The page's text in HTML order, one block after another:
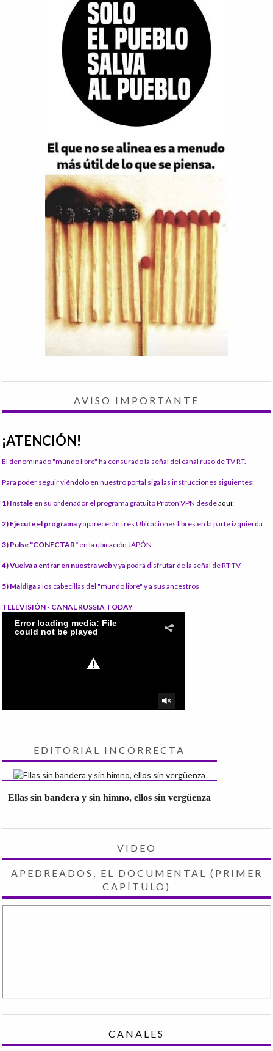
AVISO IMPORTANTE
¡ATENCIÓN!
El denominado "mundo libre" ha censurado la señal del canal ruso de TV RT.
Para poder seguir viéndolo en nuestro portal siga las instrucciones siguientes:
1) Instale en su ordenador el programa gratuito Proton VPN desdeaquí:
2) Ejecute el programay aparecerán tres Ubicaciones libres en la parte izquierda
3) Pulse "CONECTAR" en la ubicación JAPÓN
4) Vuelva a entrar en nuestra weby ya podrá disfrutar de la señal de RT TV
5) Maldigaa los cabecillas del "mundo libre" y a sus ancestros
TELEVISIÓN - CANAL RUSSIA TODAY
EDITORIAL INCORRECTA
Ellas sin bandera y sin himno, ellos sin vergüenza
VIDEO
APEDREADOS, EL DOCUMENTAL (PRIMER
CAPÍTULO)
CANALES